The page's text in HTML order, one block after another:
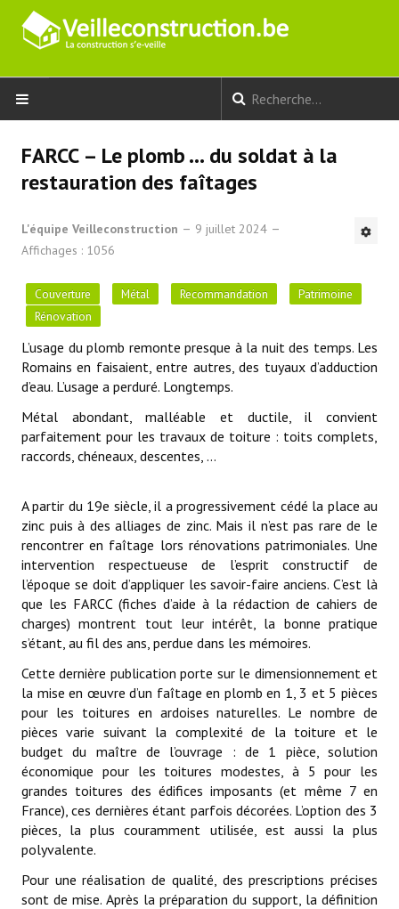
GROS OEUVRE
FINITION
SÉCURITÉ
DURABLE
DIVERS
ACTUS
FARCC – Le plomb … du soldat à la
restauration des faîtages
L'équipe Veilleconstruction
9 juillet 2024
Affichages : 1056
Couverture Métal Recommandation
Patrimoine
Rénovation
L’usage du plomb remonte presque à la nuit des temps. Les
Romains en faisaient, entre autres, des tuyaux d’adduction
d’eau. L’usage a perduré. Longtemps.
Métal abondant, malléable et ductile, il convient
parfaitement pour les travaux de toiture : toits complets,
raccords, chéneaux, descentes, …
A partir du 19e siècle, il a progressivement cédé la place au
zinc puis à des alliages de zinc. Mais il n’est pas rare de le
rencontrer en faîtage lors rénovations patrimoniales. Une
intervention respectueuse de l’esprit constructif de
l’époque se doit d’appliquer les savoir-faire anciens. C’est là
que les FARCC (fiches d’aide à la rédaction de cahiers de
charges) montrent tout leur intérêt, la bonne pratique
s’étant, au fil des ans, perdue dans les mémoires.
Cette dernière publication porte sur le dimensionnement et
la mise en œuvre d’un faîtage en plomb en 1, 3 et 5 pièces
pour les toitures en ardoises naturelles. Le nombre de
pièces varie suivant la complexité de la toiture et le
budget du maître de l’ouvrage : de 1 pièce, solution
économique pour les toitures modestes, à 5 pour les
grandes toitures des édifices imposants (et même 7 en
France), ces dernières étant parfois décorées. L’option des 3
pièces, la plus couramment utilisée, est aussi la plus
polyvalente.
Pour une réalisation de qualité, des prescriptions précises
sont de mise. Après la préparation du support, la définition